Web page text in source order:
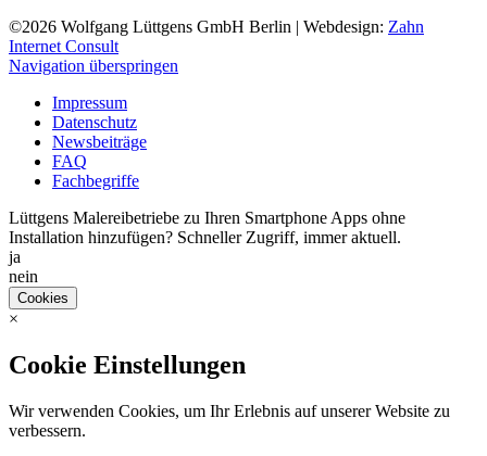
©2026 Wolfgang Lüttgens GmbH Berlin | Webdesign: Zahn
Internet Consult
Navigation überspringen
Impressum
Datenschutz
Newsbeiträge
FAQ
Fachbegriffe
Lüttgens Malereibetriebe zu Ihren Smartphone Apps ohne
Installation hinzufügen? Schneller Zugriff, immer aktuell.
ja
nein
Cookies
×
Cookie Einstellungen
Wir verwenden Cookies, um Ihr Erlebnis auf unserer Website zu
verbessern.